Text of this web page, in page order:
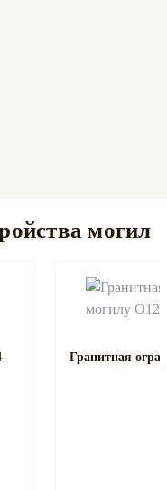
могил
Гранитная